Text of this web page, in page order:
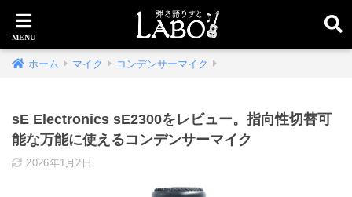
ホーム マイク コンデンサーマイク
sE Electronics sE2300をレビュー。指向性切替可
能な万能に使えるコンデンサーマイク
2026年1月2日